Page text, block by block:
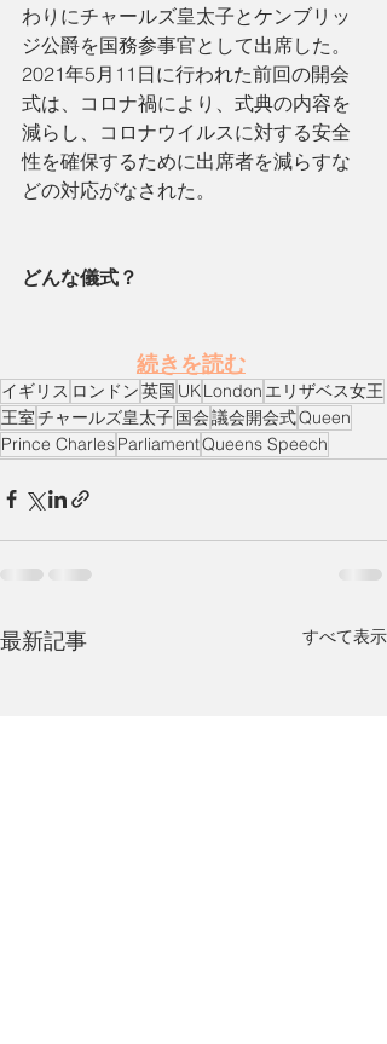
わりにチャールズ皇太子とケンブリッ
ジ公爵を国務参事官として出席した。
2021年5月11日に行われた前回の開会
式は、コロナ禍により、式典の内容を
減らし、コロナウイルスに対する安全
性を確保するために出席者を減らすな
どの対応がなされた。
どんな儀式？
続きを読む
イギリス ロンドン英国 UKLondon エリザベス女王
王室チャールズ皇太子国会議会開会式Queen
Prince CharlesParliamentQueens Speech
最新記事 すべて表示